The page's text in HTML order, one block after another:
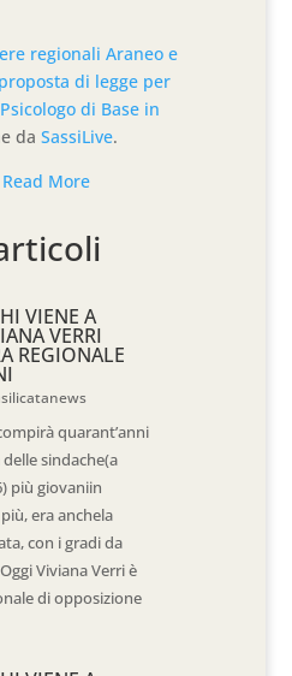
regionali Araneo e
di legge per
di Base in
daSassiLive.
Read More
VIENE A
VERRI
REGIONALE
quarant’anni
sindache(a
più giovaniin
era anchela
con i gradi da
Viviana Verri è
di opposizione